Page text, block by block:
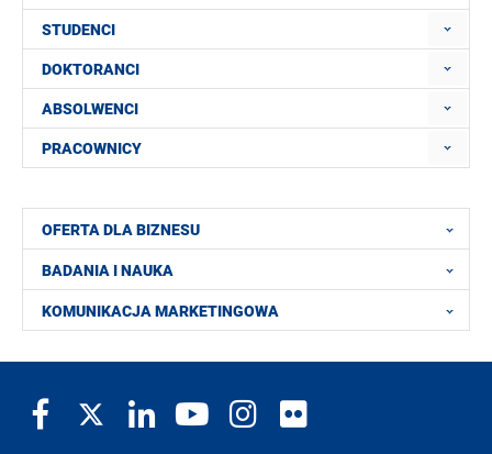
STUDENCI
DOKTORANCI
ABSOLWENCI
PRACOWNICY
OFERTA DLA BIZNESU
BADANIA I NAUKA
KOMUNIKACJA MARKETINGOWA